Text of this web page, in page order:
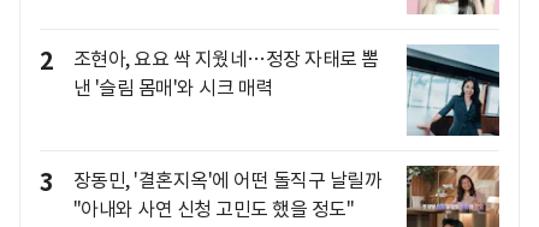
2
조현아, 요요 싹 지웠네…정장 자태로 뽐
낸 '슬림 몸매'와 시크 매력
3
장동민, '결혼지옥'에 어떤 돌직구 날릴까
"아내와 사연 신청 고민도 했을 정도"